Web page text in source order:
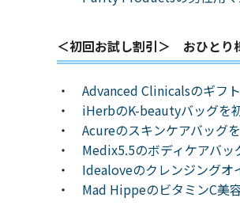
＜初回お試し割引＞ おひとり
・ Advanced Clinicalsのギフ
・ iHerbのK-beautyバッグを
・ Acureのスキンケアバッグ
・ Medix5.5のボディケアバ
・ Idealoveのクレンジングオ
・ Mad HippeのビタミンC美